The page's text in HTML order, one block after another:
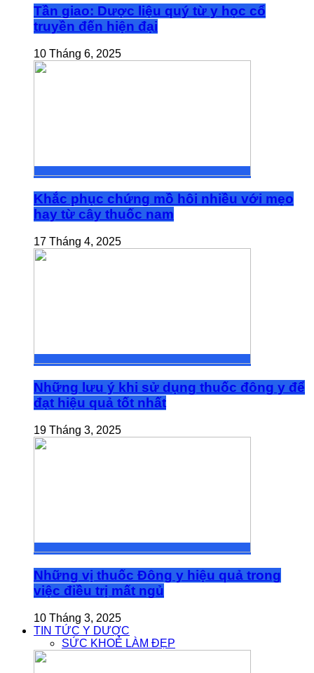
Tần giao: Dược liệu quý từ y học cổ
truyền đến hiện đại
10 Tháng 6, 2025
Khắc phục chứng mồ hôi nhiều với mẹo
hay từ cây thuốc nam
17 Tháng 4, 2025
Những lưu ý khi sử dụng thuốc đông y để
đạt hiệu quả tốt nhất
19 Tháng 3, 2025
Những vị thuốc Đông y hiệu quả trong
việc điều trị mất ngủ
10 Tháng 3, 2025
TIN TỨC Y DƯỢC
SỨC KHOẺ LÀM ĐẸP